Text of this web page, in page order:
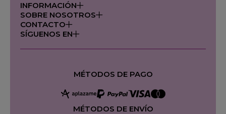
INFORMACIÓN
SOBRE NOSOTROS
CONTACTO
SÍGUENOS EN
MÉTODOS DE PAGO
MÉTODOS DE ENVÍO